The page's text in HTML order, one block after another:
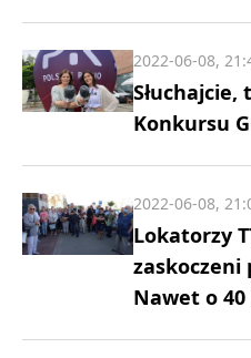
Konkursu
2022-06-08,
Lokatorzy
zaskoczeni
Nawet o
2022-06-08,